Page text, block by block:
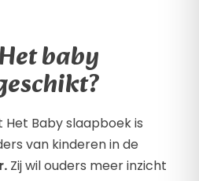
baby
Baby slaapboek is
van kinderen in de
Zij wil ouders meer inzicht